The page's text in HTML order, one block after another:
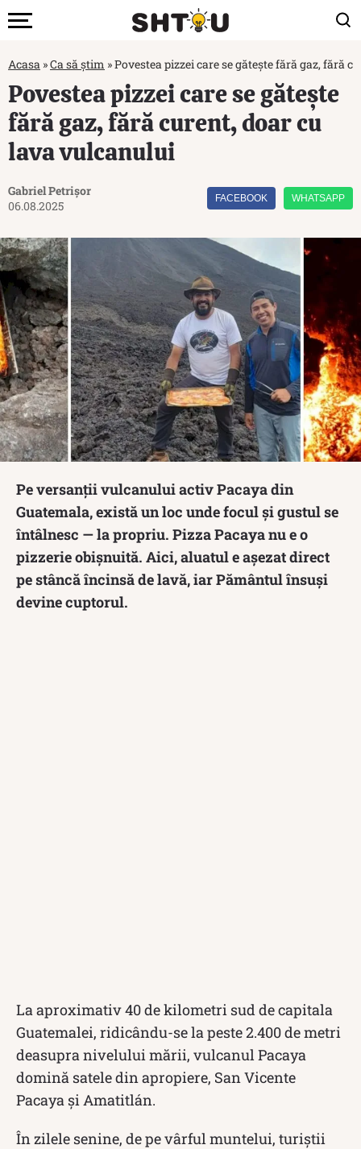
Acasa »Ca să știm »Povestea pizzei care se gătește fără gaz, fără
Povestea pizzei care se gătește
fără gaz, fără curent, doar cu
lava vulcanului
Gabriel Petrișor
06.08.2025
FACEBOOK WHATSAPP
Pe versanții vulcanului activ Pacaya din
Guatemala, există un loc unde focul și gustul se
întâlnesc — la propriu. Pizza Pacaya nu e o
pizzerie obișnuită. Aici, aluatul e așezat direct
pe stâncă încinsă de lavă, iar Pământul însuși
devine cuptorul.
La aproximativ 40 de kilometri sud de capitala
Guatemalei, ridicându-se la peste 2.400 de metri
deasupra nivelului mării, vulcanul Pacaya
domină satele din apropiere, San Vicente
Pacaya și Amatitlán.
În zilele senine, de pe vârful muntelui, turiștii